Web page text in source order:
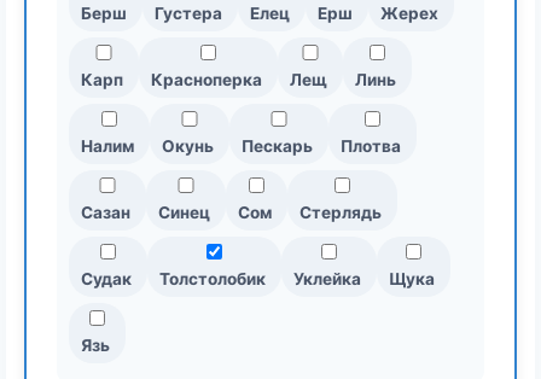
Берш Густера Елец Ерш Жерех
Карп Красноперка Лещ Линь
Налим Окунь Пескарь Плотва
Сазан Синец Сом Стерлядь
Судак Толстолобик Уклейка Щука
Язь